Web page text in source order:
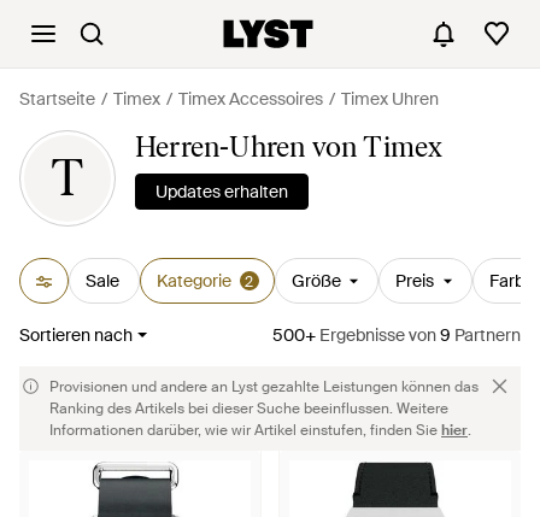
Startseite Timex Timex Accessoires Timex Uhren
T
Herren-Uhren von Timex
Updates erhalten
Sale Kategorie 2 Größe Preis Farbe
Sortieren nach 500+ Ergebnissevon9 Partnern
Provisionen und andere an Lyst gezahlte Leistungen können das
Ranking des Artikels bei dieser Suche beeinflussen. Weitere
Informationen darüber, wie wir Artikel einstufen, finden Siehier.